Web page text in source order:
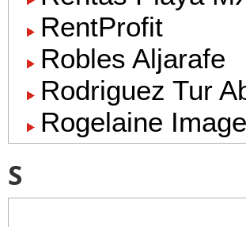
RentProfit
Robles Aljarafe
Rodriguez Tur
Rogelaine
S